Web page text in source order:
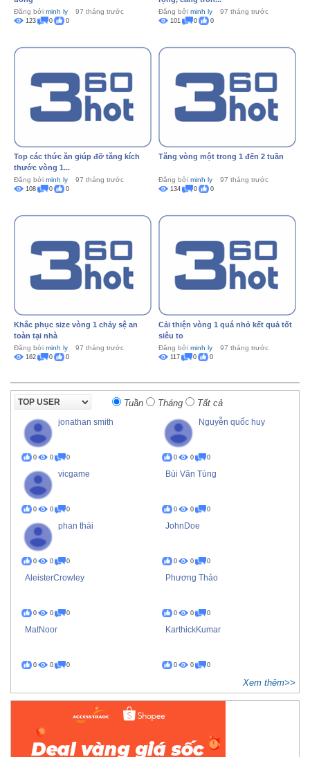
Đăng bởi minh ly 97 tháng trước
123 0 0
Đăng bởi minh ly 97 tháng trước
101 0 0
Top các thức ăn giúp đỡ tăng kích
thước vòng 1...
Đăng bởi minh ly 97 tháng trước
108 0 0
Tăng vòng một trong 1 đến 2 tuần
Đăng bởi minh ly 97 tháng trước
134 0 0
Khắc phục size vòng 1 chảy sệ an
toàn tại nhà
Đăng bởi minh ly 97 tháng trước
162 0 0
Cải thiện vòng 1 quá nhỏ kết quả tốt
siêu to
Đăng bởi minh ly 97 tháng trước
117 0 0
Tuần Tháng Tất cả
jonathan smith
0 0 0
Nguyễn quốc huy
0 0 0
vicgame
0 0 0
Bùi Văn Tùng
0 0 0
phan thái
0 0 0
JohnDoe
0 0 0
AleisterCrowley
0 0 0
Phương Thảo
0 0 0
MatNoor
0 0 0
KarthickKumar
0 0 0
Xem thêm>>